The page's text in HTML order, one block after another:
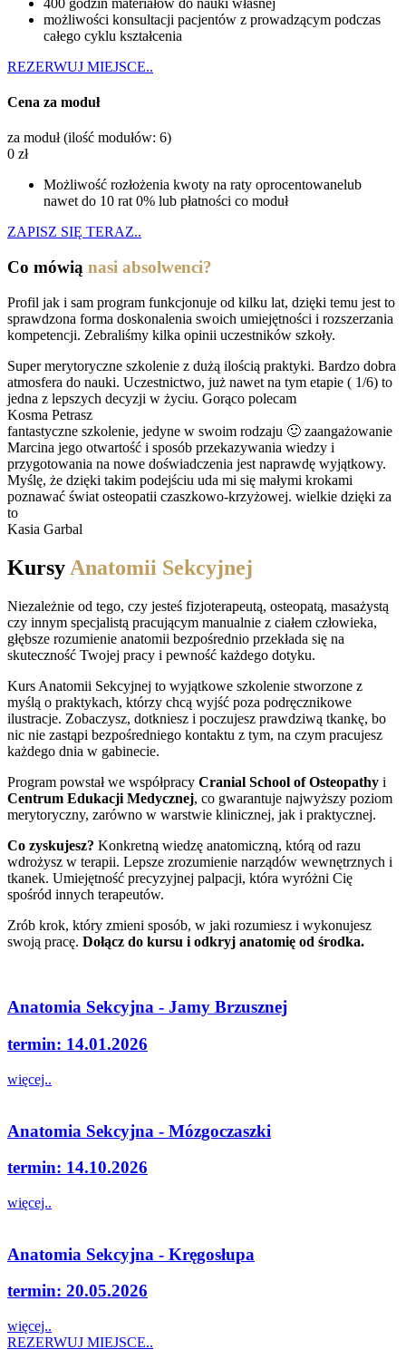
400 godzin materiałów do nauki własnej
możliwości konsultacji pacjentów z prowadzącym podczas
całego cyklu kształcenia
REZERWUJ MIEJSCE..
Cena za moduł
za moduł (ilość modułów: 6)
0 zł
Możliwość rozłożenia kwoty na raty oprocentowanelub
nawet do 10 rat 0% lub płatności co moduł
ZAPISZ SIĘ TERAZ..
Co mówią nasi absolwenci?
Profil jak i sam program funkcjonuje od kilku lat, dzięki temu jest to
sprawdzona forma doskonalenia swoich umiejętności i rozszerzania
kompetencji. Zebraliśmy kilka opinii uczestników szkoły.
Super merytoryczne szkolenie z dużą ilością praktyki. Bardzo dobra
atmosfera do nauki. Uczestnictwo, już nawet na tym etapie ( 1/6) to
jedna z lepszych decyzji w życiu. Gorąco polecam
Kosma Petrasz
fantastyczne szkolenie, jedyne w swoim rodzaju 🙂 zaangażowanie
Marcina jego otwartość i sposób przekazywania wiedzy i
przygotowania na nowe doświadczenia jest naprawdę wyjątkowy.
Myślę, że dzięki takim podejściu uda mi się małymi krokami
poznawać świat osteopatii czaszkowo-krzyżowej. wielkie dzięki za
to
Kasia Garbal
Kursy Anatomii Sekcyjnej
Niezależnie od tego, czy jesteś fizjoterapeutą, osteopatą, masażystą
czy innym specjalistą pracującym manualnie z ciałem człowieka,
głębsze rozumienie anatomii bezpośrednio przekłada się na
skuteczność Twojej pracy i pewność każdego dotyku.
Kurs Anatomii Sekcyjnej to wyjątkowe szkolenie stworzone z
myślą o praktykach, którzy chcą wyjść poza podręcznikowe
ilustracje. Zobaczysz, dotkniesz i poczujesz prawdziwą tkankę, bo
nic nie zastąpi bezpośredniego kontaktu z tym, na czym pracujesz
każdego dnia w gabinecie.
Program powstał we współpracy Cranial School of Osteopathy i
Centrum Edukacji Medycznej, co gwarantuje najwyższy poziom
merytoryczny, zarówno w warstwie klinicznej, jak i praktycznej.
Co zyskujesz? Konkretną wiedzę anatomiczną, którą od razu
wdrożysz w terapii. Lepsze zrozumienie narządów wewnętrznych i
tkanek. Umiejętność precyzyjnej palpacji, która wyróżni Cię
spośród innych terapeutów.
Zrób krok, który zmieni sposób, w jaki rozumiesz i wykonujesz
swoją pracę. Dołącz do kursu i odkryj anatomię od środka.
Anatomia Sekcyjna - Jamy Brzusznej
termin: 14.01.2026
więcej..
Anatomia Sekcyjna - Mózgoczaszki
termin: 14.10.2026
więcej..
Anatomia Sekcyjna - Kręgosłupa
termin: 20.05.2026
więcej..
REZERWUJ MIEJSCE..